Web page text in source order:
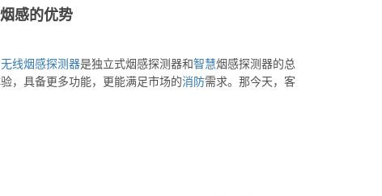
感的优势
无线烟感探测器是独立式烟感探测器和智慧烟感探测器的总
，具备更多功能，更能满足市场的消防需求。那今天，客